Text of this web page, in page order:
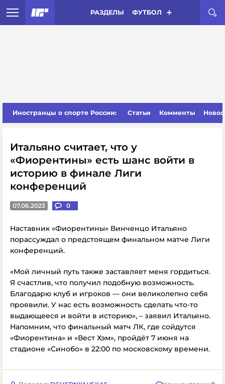
РАЗДЕЛЫ ФУТБОЛ
Иностранцы о спорте России: Статьи Комменты
Итальяно считает, что у
«Фиорентины» есть шанс войти в
историю в финале Лиги
конференций
07.06.2023 0
Наставник «Фиорентины» Винченцо Итальяно
порассуждал о предстоящем финальном матче Лиги
конференций.
«Мой личный путь также заставляет меня гордиться.
Я счастлив, что получил подобную возможность.
Благодарю клуб и игроков — они великолепно себя
проявили. У нас есть возможность сделать что-то
выдающееся и войти в историю», – заявил Итальяно.
Напомним, что финальный матч ЛК, где сойдутся
«Фиорентина» и «Вест Хэм», пройдёт 7 июня на
стадионе «Синобо» в 22:00 по московскому времени.